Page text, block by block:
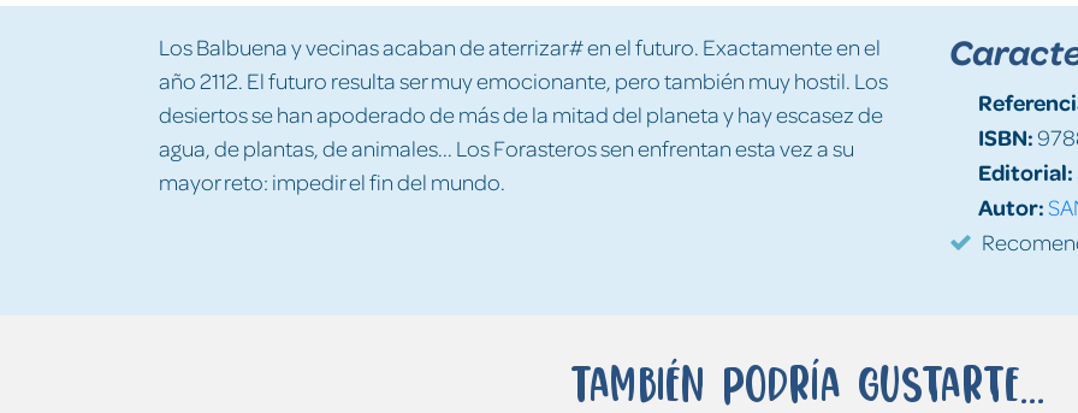
Los Balbuena y vecinas acaban de aterrizar# en el futuro. Exactamente en el
año 2112. El futuro resulta ser muy emocionante, pero también muy hostil. Los
desiertos se han apoderado de más de la mitad del planeta y hay escasez de
agua, de plantas, de animales... Los Forasteros sen enfrentan esta vez a su
mayor reto: impedir el fin del mundo.
ISBN:
Editorial:
Autor:
También podría gustarte...